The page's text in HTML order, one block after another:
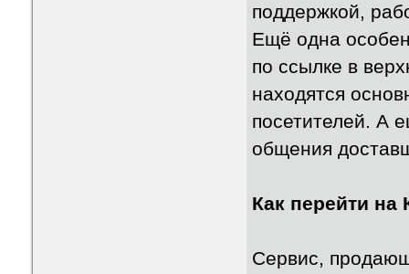
поддержкой,
Ещё одна
по ссылке в
находятся
посетителей. А
общения
Как перейти на
Сервис,